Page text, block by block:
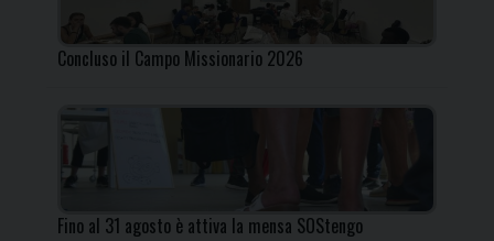
Concluso il Campo Missionario 2026
Fino al 31 agosto è attiva la mensa SOStengo